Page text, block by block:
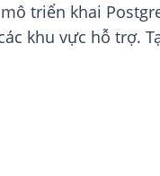
triển khai
khu vực hỗ trợ.